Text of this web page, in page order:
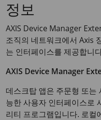
정보
AXIS Device Manager
조직의 네트워크에서 Axis
는 인터페이스를 제공합니
AXIS Device Manager
데스크탑 앱은 주문형 또는
능한 사용자 인터페이스로
리티 프로그램입니다. 로컬